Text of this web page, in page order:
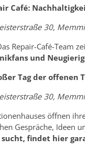
Café:
30,
Repair-Café-Team
und
Tag der
30,
öffnen
Gespräche, Ideen
sucht, findet hier